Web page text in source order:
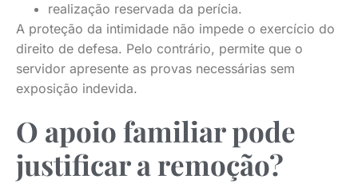
realização reservada da perícia.
A proteção da intimidade não impede o exercício do
direito de defesa. Pelo contrário, permite que o
servidor apresente as provas necessárias sem
exposição indevida.
O apoio familiar pode
justificar a remoção?